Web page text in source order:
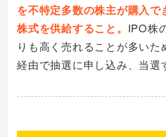
を不特定多数の株主が購入
株式を供給すること。 IPO株
りも高く売れることが多い
経由で抽選に申し込み、当選